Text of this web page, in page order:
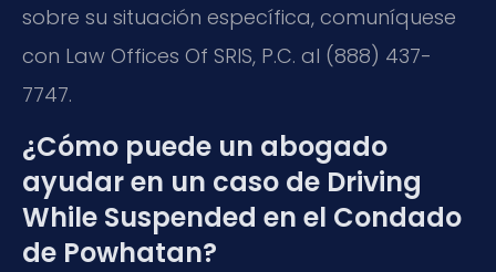
sobre su situación específica, comuníquese
con Law Offices Of SRIS, P.C. al (888) 437-
7747.
¿Cómo puede un abogado
ayudar en un caso de Driving
While Suspended en el Condado
de Powhatan?